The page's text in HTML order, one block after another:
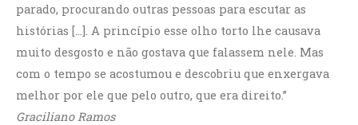
parado, procurando outras pessoas para escutar as
histórias […]. A princípio esse olho torto lhe causava
muito desgosto e não gostava que falassem nele. Mas
com o tempo se acostumou e descobriu que enxergava
melhor por ele que pelo outro, que era direito.”
Graciliano Ramos